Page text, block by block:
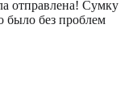
отправлена! Сумку
было без проблем